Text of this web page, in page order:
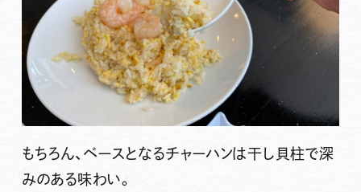
もちろん、ベースとなるチャーハンは干し貝柱で深
みのある味わい。